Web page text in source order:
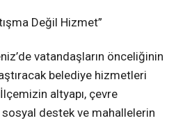
Değil Hizmet”
vatandaşların önceliğinin
belediye hizmetleri
altyapı, çevre
sosyal destek ve mahallelerin